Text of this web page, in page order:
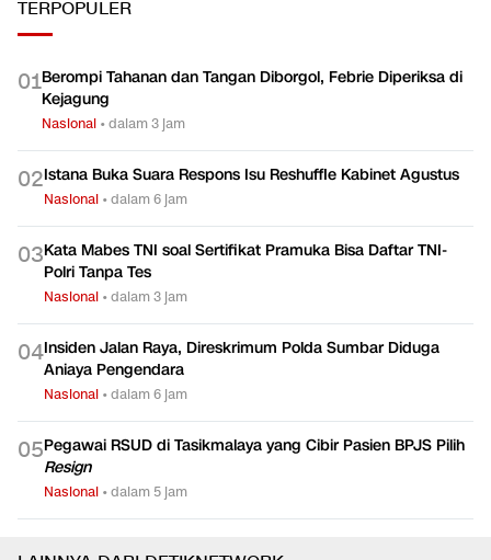
TERPOPULER
01Berompi Tahanan dan Tangan Diborgol, Febrie Diperiksa di
Kejagung
Nasional •dalam 3 jam
02Istana Buka Suara Respons Isu Reshuffle Kabinet Agustus
Nasional •dalam 6 jam
03Kata Mabes TNI soal Sertifikat Pramuka Bisa Daftar TNI-
Polri Tanpa Tes
Nasional •dalam 3 jam
04Insiden Jalan Raya, Direskrimum Polda Sumbar Diduga
Aniaya Pengendara
Nasional •dalam 6 jam
05Pegawai RSUD di Tasikmalaya yang Cibir Pasien BPJS Pilih
Resign
Nasional •dalam 5 jam